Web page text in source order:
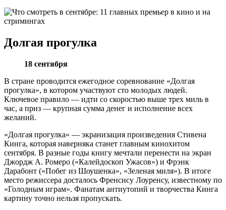
Долгая прогулка
18 сентября
В стране проводится ежегодное соревнование «Долгая
прогулка», в котором участвуют сто молодых людей.
Ключевое правило — идти со скоростью выше трех миль в
час, а приз — крупная сумма денег и исполнение всех
желаний.
«Долгая прогулка» — экранизация произведения Стивена
Кинга, которая наверняка станет главным кинохитом
сентября. В разные годы книгу мечтали перенести на экран
Джордж А. Ромеро («Калейдоскоп Ужасов») и Фрэнк
Дарабонт («Побег из Шоушенка», «Зеленая миля»). В итоге
место режиссера досталось Френсису Лоуренсу, известному по
«Голодным играм». Фанатам антиутопий и творчества Кинга
картину точно нельзя пропускать.